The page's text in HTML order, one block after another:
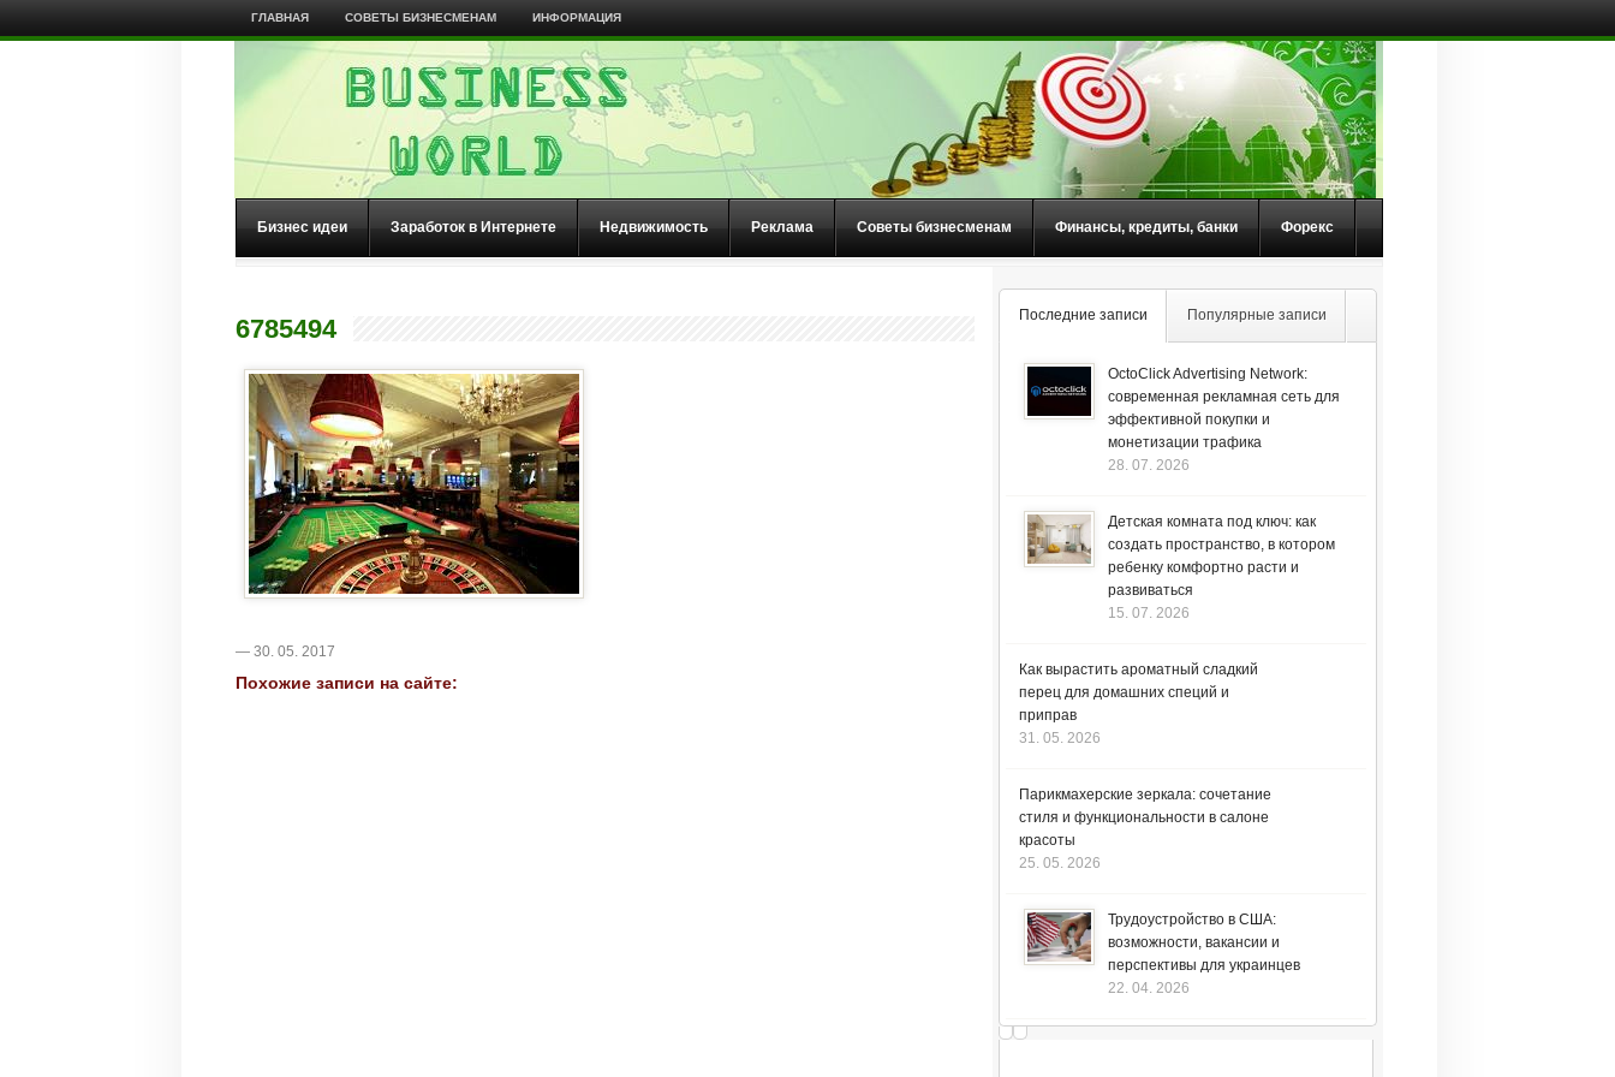
ГЛАВНАЯ СОВЕТЫ БИЗНЕСМЕНАМ ИНФОРМАЦИЯ
Бизнес идеи Заработок в Интернете Недвижимость Реклама Советы бизнесменам Финансы, кредиты, банки Форекс
6785494
— 30. 05. 2017
Похожие записи на сайте:
Последние записи Популярные записи
OctoClick Advertising Network:
современная рекламная сеть для
эффективной покупки и
монетизации трафика
28. 07. 2026
Детская комната под ключ: как
создать пространство, в котором
ребенку комфортно расти и
развиваться
15. 07. 2026
Как вырастить ароматный сладкий
перец для домашних специй и
приправ
31. 05. 2026
Парикмахерские зеркала: сочетание
стиля и функциональности в салоне
красоты
25. 05. 2026
Трудоустройство в США:
возможности, вакансии и
перспективы для украинцев
22. 04. 2026